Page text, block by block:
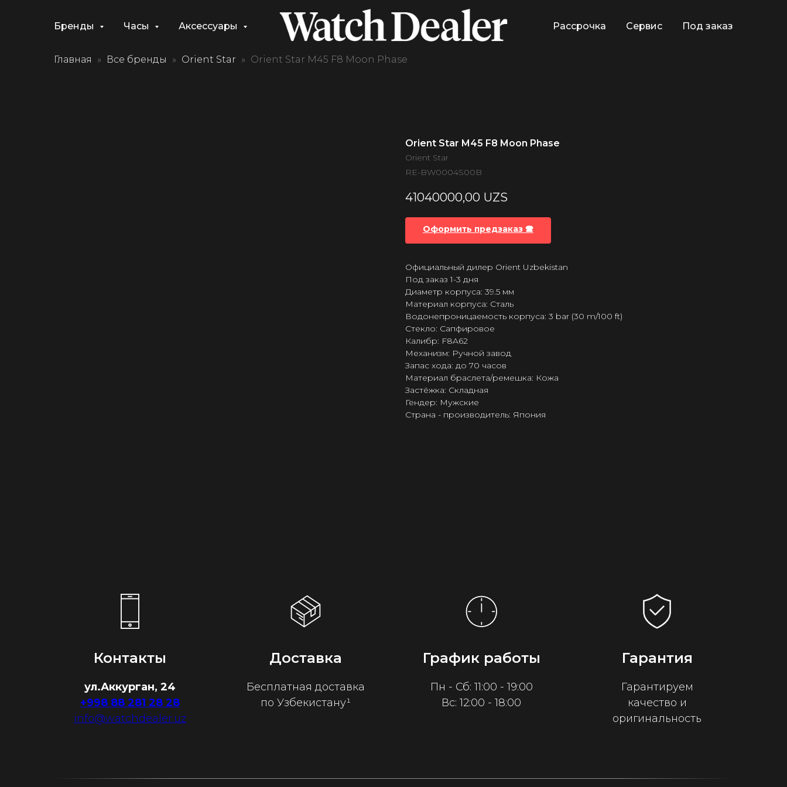
Бренды Часы Аксессуары Рассрочка Сервис Под заказ
Главная Все бренды Orient Star Orient Star M45 F8 Moon Phase
Orient Star M45 F8 Moon Phase
Orient Star
RE-BW0004S00B
41040000,00 UZS
Оформить предзаказ 🕿
Официальный дилер Orient Uzbekistan
Под заказ 1-3 дня
Диаметр корпуса: 39.5 мм
Материал корпуса: Сталь
Водонепроницаемость корпуса: 3 bar (30 m/100 ft)
Стекло: Сапфировое
Калибр: F8A62
Механизм: Ручной завод
Запас хода: до 70 часов
Материал браслета/ремешка: Кожа
Застёжка: Складная
Гендер: Мужские
Страна - производитель: Япония
Контакты
ул.Аккурган, 24
+998 88 281 28 28
info@watchdealer.uz
Доставка
Бесплатная доставка
по Узбекистану¹
График работы
Пн - Сб: 11:00 - 19:00
Вс: 12:00 - 18:00
Гарантия
Гарантируем
качество и
оригинальность